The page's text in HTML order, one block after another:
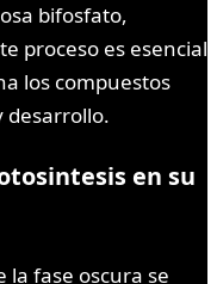
bifosfato,
proceso es esencial
los compuestos
desarrollo.
en su
la fase oscura se